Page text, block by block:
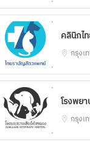
คลินิกไ
กรุงเ
โรงพย
กรุงเ